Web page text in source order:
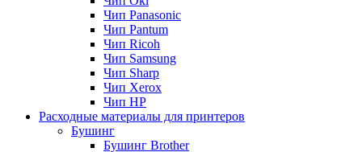
Чип Panasonic
Чип Pantum
Чип Ricoh
Чип Samsung
Чип Sharp
Чип Xerox
Чип НР
Расходные материалы для принтеров
Бушинг
Бушинг Brother